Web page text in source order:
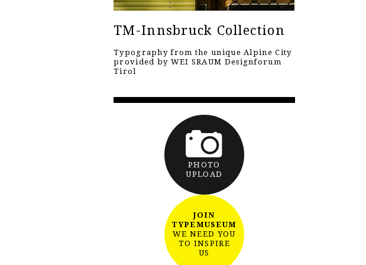
TM-Innsbruck Collection
Typography from the unique Alpine City
provided by WEI SRAUM Designforum
Tirol
PHOTO
UPLOAD
JOIN
TYPEMUSEUM
WE NEED YOU
TO INSPIRE
US